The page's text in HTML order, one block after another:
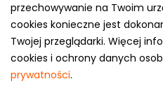
e-mail:
Copyright © 2000-
przechowywanie na Twoim
cookies konieczne jest
Twojej przeglądarki. Więcej
cookies i ochrony danych
prywatności.